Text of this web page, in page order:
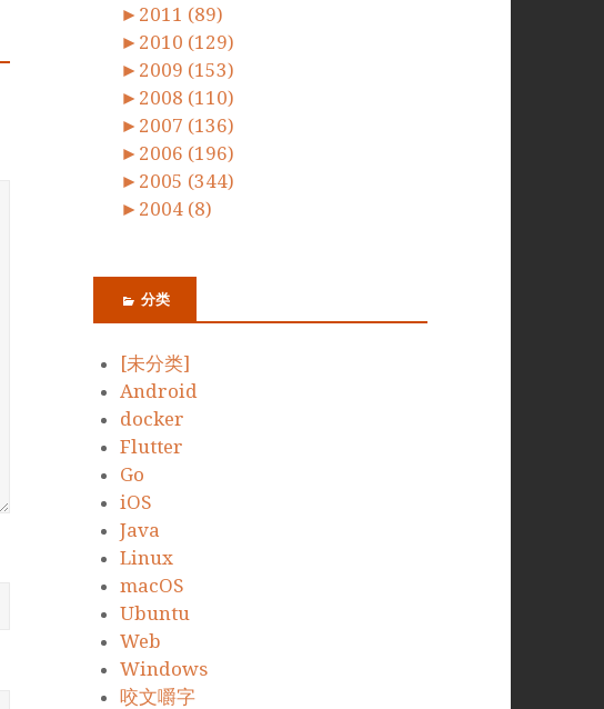
► 2011 (89)
► 2010 (129)
► 2009 (153)
► 2008 (110)
► 2007 (136)
► 2006 (196)
► 2005 (344)
► 2004 (8)
分类
[未分类]
Android
docker
Flutter
Go
iOS
Java
Linux
macOS
Ubuntu
Web
Windows
咬文嚼字